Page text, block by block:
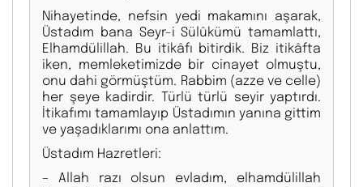
Nihayetinde, nefsin yedi makamını aşarak,
Üstadım bana Seyr-i Sülûkümü tamamlattı,
Elhamdülillah. Bu itikâfı bitirdik. Biz itikâfta
iken, memleketimizde bir cinayet olmuştu,
onu dahi görmüştüm. Rabbim (azze ve celle)
her şeye kadirdir. Türlü türlü seyir yaptırdı.
İtikafımı tamamlayıp Üstadımın yanına gittim
ve yaşadıklarımı ona anlattım.
Üstadım Hazretleri:
– Allah razı olsun evladım, elhamdülillah